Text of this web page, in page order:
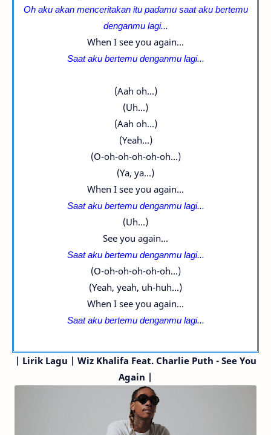
Oh aku akan menceritakan itu padamu saat aku bertemu
denganmu lagi...
When I see you again...
Saat aku bertemu denganmu lagi...
(Aah oh...)
(Uh...)
(Aah oh...)
(Yeah...)
(O-oh-oh-oh-oh-oh...)
(Ya, ya...)
When I see you again...
Saat aku bertemu denganmu lagi...
(Uh...)
See you again...
Saat aku bertemu denganmu lagi...
(O-oh-oh-oh-oh-oh...)
(Yeah, yeah, uh-huh...)
When I see you again...
Saat aku bertemu denganmu lagi...
| Lirik Lagu | Wiz Khalifa Feat. Charlie Puth - See You
Again |